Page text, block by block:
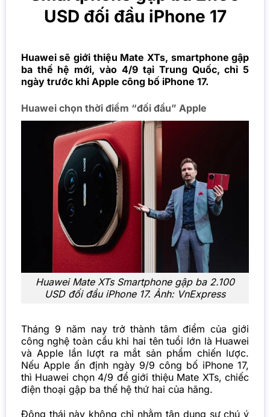
USD đối đầu iPhone 17
Huawei sẽ giới thiệu Mate XTs, smartphone gập
ba thế hệ mới, vào 4/9 tại Trung Quốc, chỉ 5
ngày trước khi Apple công bố iPhone 17.
Huawei chọn thời điểm “đối đầu” Apple
Huawei Mate XTs Smartphone gập ba 2.100
USD đối đầu iPhone 17. Ảnh: VnExpress
Tháng 9 năm nay trở thành tâm điểm của giới
công nghệ toàn cầu khi hai tên tuổi lớn là Huawei
và Apple lần lượt ra mắt sản phẩm chiến lược.
Nếu Apple ấn định ngày 9/9 công bố iPhone 17,
thì Huawei chọn 4/9 để giới thiệu Mate XTs, chiếc
điện thoại gập ba thế hệ thứ hai của hãng.
Động thái này không chỉ nhằm tận dụng sự chú ý